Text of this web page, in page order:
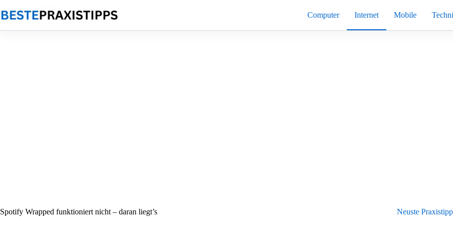
Inhalt
springen
Computer Internet Mobile
Spotify Wrapped funktioniert nicht – daran liegt’s Neuste